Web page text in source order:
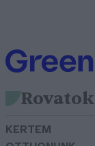
Rovatok
KERTEM